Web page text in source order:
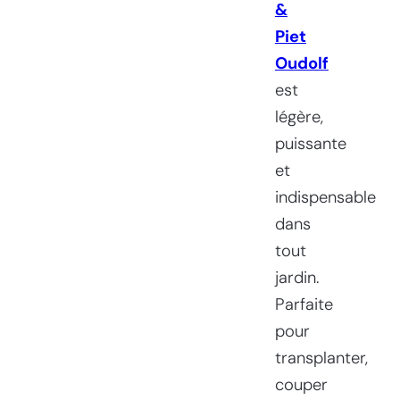
&
Piet
Oudolf
est
légère,
puissante
et
indispensable
dans
tout
jardin.
Parfaite
pour
transplanter,
couper